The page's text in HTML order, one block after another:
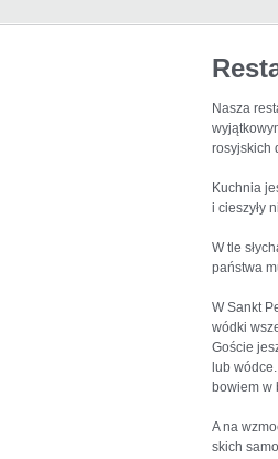
Nasza
rosyjskich
Kuchnia
i cieszyły
W tle
państwa
W Sankt
wódki
Goście
lub
bowiem w
A na
skich